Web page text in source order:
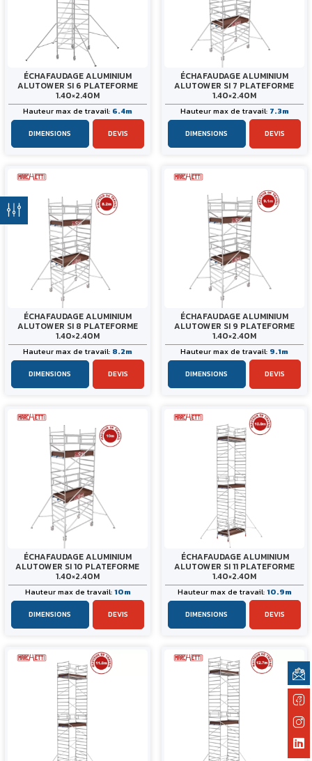
ÉCHAFAUDAGE ALUMINIUM
ALUTOWER SI 6 PLATEFORME
1.40×2.40M
DIMENSIONS DEVIS
Hauteur max de travail: 6.4m
ÉCHAFAUDAGE ALUMINIUM
ALUTOWER SI 7 PLATEFORME
1.40×2.40M
DIMENSIONS DEVIS
Hauteur max de travail: 7.3m
ÉCHAFAUDAGE ALUMINIUM
ALUTOWER SI 8 PLATEFORME
1.40×2.40M
DIMENSIONS DEVIS
Hauteur max de travail: 8.2m
ÉCHAFAUDAGE ALUMINIUM
ALUTOWER SI 9 PLATEFORME
1.40×2.40M
DIMENSIONS DEVIS
Hauteur max de travail: 9.1m
ÉCHAFAUDAGE ALUMINIUM
ALUTOWER SI 10 PLATEFORME
1.40×2.40M
DIMENSIONS DEVIS
Hauteur max de travail:10m
ÉCHAFAUDAGE ALUMINIUM
ALUTOWER SI 11 PLATEFORME
1.40×2.40M
DIMENSIONS DEVIS
Hauteur max de travail:10.9m